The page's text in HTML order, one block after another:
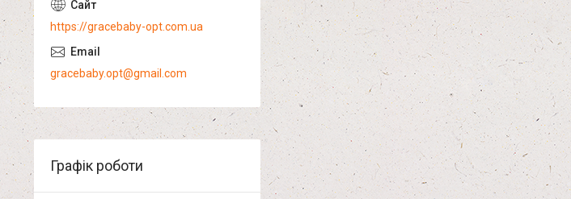
https://gracebaby-opt.com.ua
gracebaby.opt@gmail.com
Графік роботи